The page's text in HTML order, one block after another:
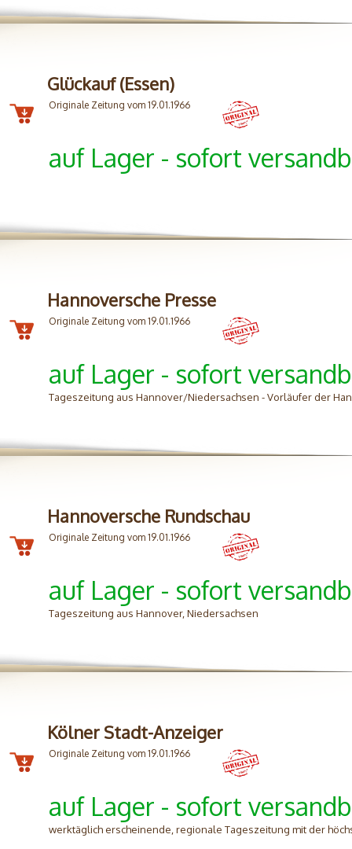
Glückauf (Essen)
Originale Zeitung vom 19.01.1966
auf Lager - sofort
Hannoversche Presse
Originale Zeitung vom 19.01.1966
auf Lager - sofort
Tageszeitung aus Hannover/Niedersachsen - Vorläufer der
Hannoversche Rundschau
Originale Zeitung vom 19.01.1966
auf Lager - sofort
Tageszeitung aus Hannover, Niedersachsen
Kölner Stadt-Anzeiger
Originale Zeitung vom 19.01.1966
auf Lager - sofort
werktäglich erscheinende, regionale Tageszeitung mit der